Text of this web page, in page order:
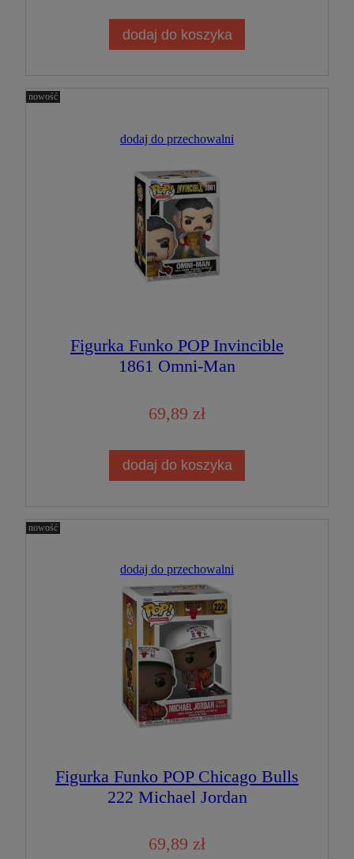
dodaj do koszyka
dodaj do przechowalni
Figurka Funko POP Invincible
1861 Omni-Man
69,89 zł
dodaj do koszyka
nowość
dodaj do przechowalni
Figurka Funko POP Chicago Bulls
222 Michael Jordan
69,89 zł
nowość